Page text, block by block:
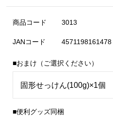
商品コード 3013
JANコード 4571198161478
■おまけ（ご選択ください）
■便利グッズ同梱